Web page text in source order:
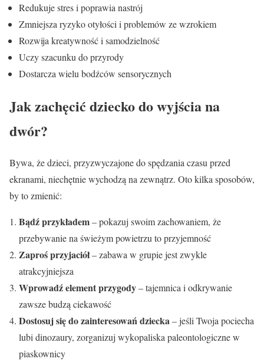
Redukuje stres i poprawia nastrój
Zmniejsza ryzyko otyłości i problemów ze wzrokiem
Rozwija kreatywność i samodzielność
Uczy szacunku do przyrody
Dostarcza wielu bodźców sensorycznych
Jak zachęcić dziecko do wyjścia na
dwór?
Bywa, że dzieci, przyzwyczajone do spędzania czasu przed
ekranami, niechętnie wychodzą na zewnątrz. Oto kilka sposobów,
by to zmienić:
Bądź przykładem– pokazuj swoim zachowaniem, że
przebywanie na świeżym powietrzu to przyjemność
Zaproś przyjaciół– zabawa w grupie jest zwykle
atrakcyjniejsza
Wprowadź element przygody– tajemnica i odkrywanie
zawsze budzą ciekawość
Dostosuj się do zainteresowań dziecka– jeśli Twoja pociecha
lubi dinozaury, zorganizuj wykopaliska paleontologiczne w
piaskownicy